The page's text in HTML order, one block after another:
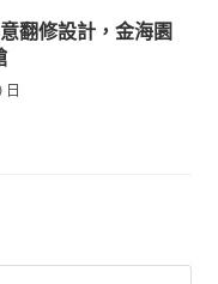
翻修設計，金海園
日